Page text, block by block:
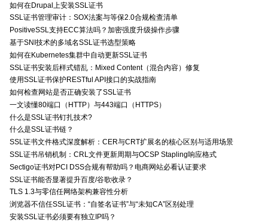
如何在Drupal上安装SSL证书
SSL证书管理审计：SOX法案与等保2.0合规检查清单
PositiveSSL支持ECC算法吗？加密强度升级操作步骤
基于SNI技术的多域名SSL证书选型策略
如何在Kubernetes集群中自动更新SSL证书
SSL证书安装后样式错乱：Mixed Content（混合内容）修复
使用SSL证书保护RESTful API接口的实战指南
如何检查网站是否正确安装了SSL证书
一文读懂80端口（HTTP）与443端口（HTTPS）
什么是SSL证书钉扎技术?
什么是SSL证书链？
SSL证书文件格式深度解析：CER与CRT扩展名的核心区别与适用场景
SSL证书吊销机制：CRL文件更新周期与OCSP Stapling响应格式
Sectigo证书对PCI DSS合规有帮助吗？电商网站必看认证要求
SSL证书能否显著提升百度/谷歌收录？
TLS 1.3与零信任网络架构兼容性分析
浏览器不信任SSL证书：“自签名证书”与“未知CA”区别处理
安装SSL证书必须要有独立IP吗？